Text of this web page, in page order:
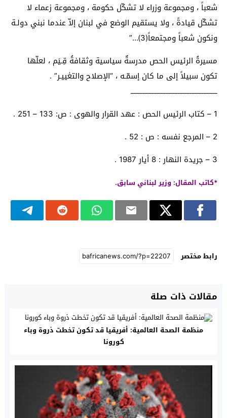
شعباً ، ومجموعة وزراء لا تشكّل حكومة ، ومجموعة زعماء لا
تشكّل قيادةً ، ولا يستقيم الوضع في لبنان إلاّ عندما نبني دولـة
ونكون شعباً ومجتمعاً(3)…”
مسيرةُ الرئيس الحص مدرسةٌ سياسية وثقافةُ قِـيَم ، لعلّها
تكون سبيلاً إلى ما كان إسمّـه ، “الإصلاح والتغييـر” .
ـــــــــــــــــــــــــــــــــــــــــــــــــــــــــ
1 – كتاب الرئيس الحص : عهد القرار والهوى : ص: 133 – 251 .
2 – المرجع نفسه : ص : 52 .
3 – جريدة النهار : 8 أيار 1987 .
*كاتب المقال: وزير لبناني سابق.
رابط مختصر
مقالات ذات صلة
منظمة الصحة العالمية: أفريقيا قد تكون تخطت ذروة وباء
كورونا